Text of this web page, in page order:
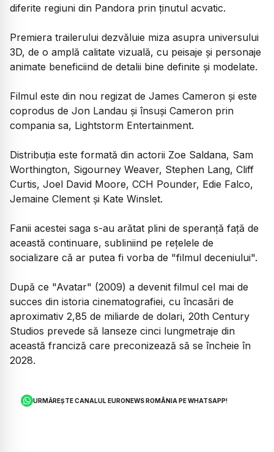
diferite regiuni din Pandora prin ţinutul acvatic.
Premiera trailerului dezvăluie miza asupra universului
3D, de o amplă calitate vizuală, cu peisaje şi personaje
animate beneficiind de detalii bine definite şi modelate.
Filmul este din nou regizat de James Cameron şi este
coprodus de Jon Landau şi însuşi Cameron prin
compania sa, Lightstorm Entertainment.
Distribuţia este formată din actorii Zoe Saldana, Sam
Worthington, Sigourney Weaver, Stephen Lang, Cliff
Curtis, Joel David Moore, CCH Pounder, Edie Falco,
Jemaine Clement şi Kate Winslet.
Fanii acestei saga s-au arătat plini de speranţă faţă de
această continuare, subliniind pe reţelele de
socializare că ar putea fi vorba de "filmul deceniului".
După ce "Avatar" (2009) a devenit filmul cel mai de
succes din istoria cinematografiei, cu încasări de
aproximativ 2,85 de miliarde de dolari, 20th Century
Studios prevede să lanseze cinci lungmetraje din
această franciză care preconizează să se încheie în
2028.
URMĂREȘTE CANALUL EURONEWS ROMÂNIA PE WHATSAPP!